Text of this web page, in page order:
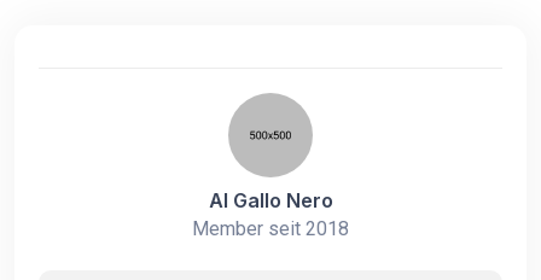
Al Gallo Nero
Member seit 2018